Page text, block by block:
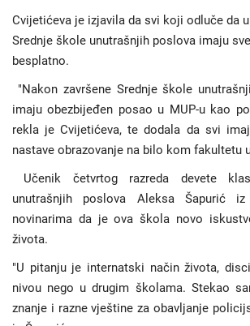
Cvijetićeva je izjavila da svi koji odluče da
Srednje škole unutrašnjih poslova imaju
besplatno.
"Nakon završene Srednje škole
imaju obezbijeđen posao u MUP-u kao
rekla je Cvijetićeva, te dodala da svi
nastave obrazovanje na bilo kom fakultetu
Učenik četvrtog razreda devete
unutrašnjih poslova Aleksa Šapurić
novinarima da je ova škola novo
života.
"U pitanju je internatski način života,
nivou nego u drugim školama. Stekao
znanje i razne vještine za obavljanje